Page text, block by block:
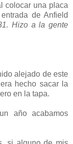
colocar una placa
de Anfield
Hizo a la gente
alejado de este
hecho sacar la
en la tapa.
año acabamos